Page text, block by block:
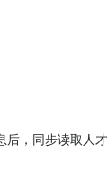
，同步读取人